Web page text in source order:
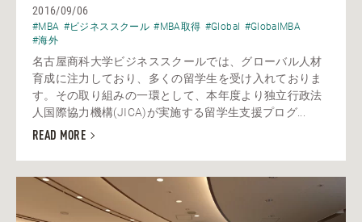
2016/09/06
#MBA #ビジネススクール #MBA取得 #Global #GlobalMBA
#海外
名古屋商科大学ビジネススクールでは、グローバル人材
育成に注力しており、多くの留学生を受け入れておりま
す。その取り組みの一環として、本年度より独立行政法
人国際協力機構(JICA)が実施する留学生支援プログ...
READ MORE